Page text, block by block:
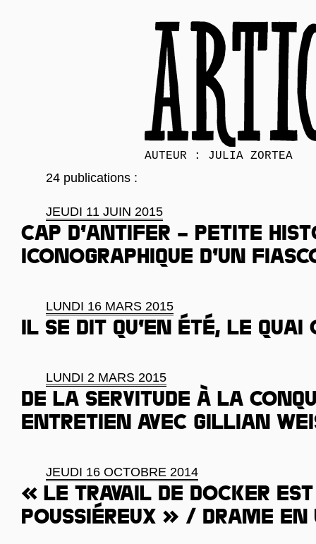
AUTEUR : JULIA ZORTEA
24 publications :
JEUDI 11 JUIN 2015
Cap d’Antifer – Petite
iconographique d’un
LUNDI 16 MARS 2015
Il se dit qu’en été, le quai
LUNDI 2 MARS 2015
De la servitude à la
Entretien avec Gillian
JEUDI 16 OCTOBRE 2014
« Le travail de docker
poussiéreux » / Drame en